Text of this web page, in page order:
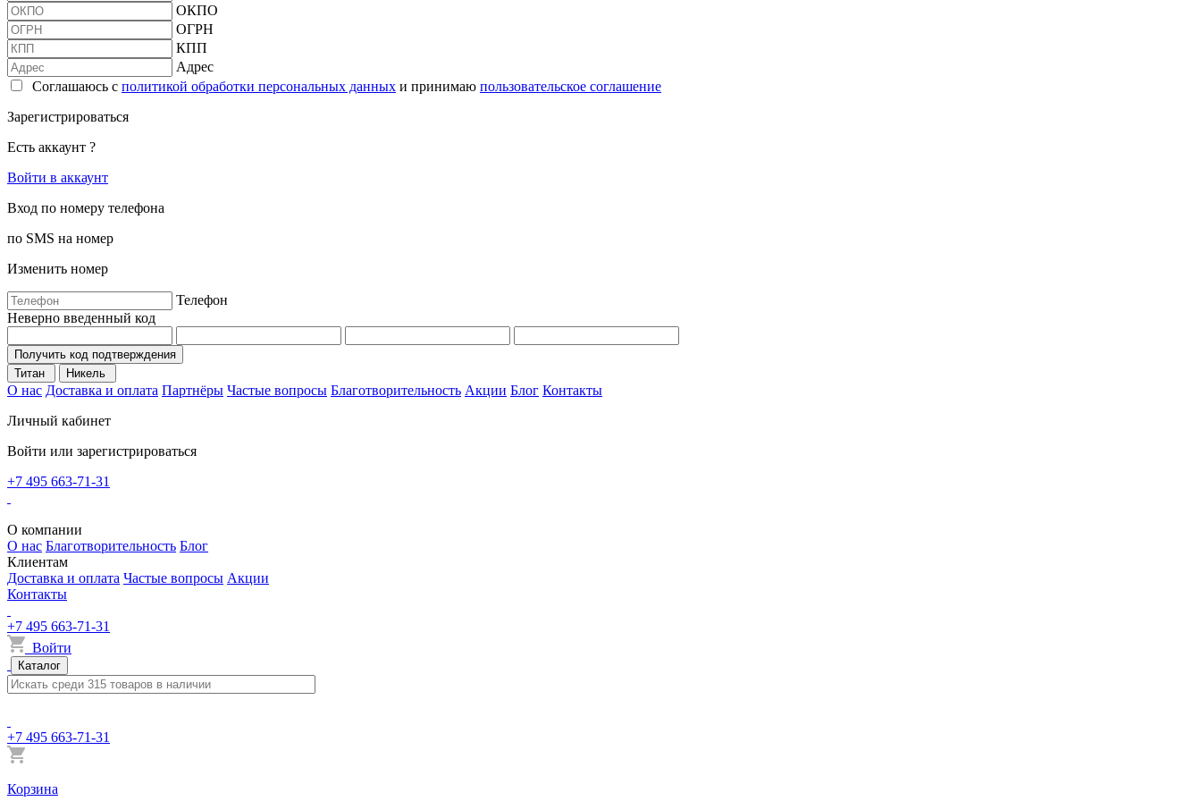
ОКПО
ОГРН
КПП
Адрес
Соглашаюсь с политикой обработки персональных данных и принимаю пользовательское соглашение
Зарегистрироваться
Есть аккаунт ?
Войти в аккаунт
Вход по номеру телефона
по SMS на номер
Изменить номер
Телефон
Неверно введенный код
Получить код подтверждения
Титан
Никель
О нас Доставка и оплата Партнёры Частые вопросы Благотворительность Акции Блог Контакты
Личный кабинет
Войти или зарегистрироваться
+7 495 663-71-31
О компании
О нас Благотворительность Блог
Клиентам
Доставка и оплата Частые вопросы Акции
Контакты
+7 495 663-71-31
Войти
Каталог
+7 495 663-71-31
Корзина